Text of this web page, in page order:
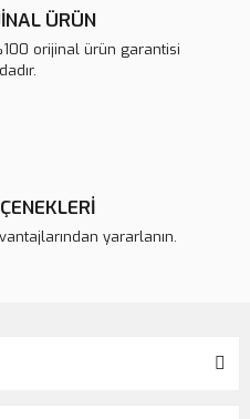
ÜRÜN
orijinal ürün garantisi
yararlanın.